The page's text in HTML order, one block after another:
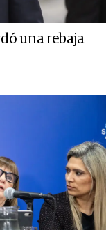
una rebaja